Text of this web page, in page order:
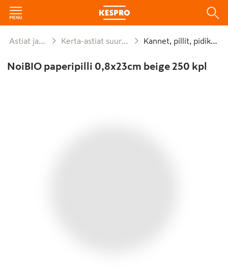
Astiat ja kattaus Kerta-astiat suurpakkaukset Kannet, pillit, pidikkeet
NoiBIO paperipilli 0,8x23cm beige 250 kpl